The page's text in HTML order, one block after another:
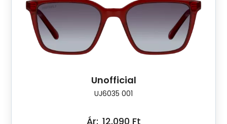
Unofficial
UJ6035 001
Ár: 12.090 Ft